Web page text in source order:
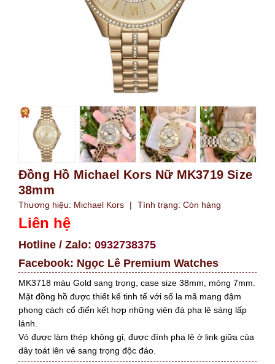
Đồng Hồ Michael Kors Nữ MK3719 Size
38mm
Thương hiệu: Michael Kors | Tình trạng: Còn hàng
Liên hệ
Hotline / Zalo: 0932738375
Facebook: Ngọc Lê Premium Watches
MK3718 màu Gold sang trọng, case size 38mm, mỏng 7mm.
Mặt đồng hồ được thiết kế tinh tế với số la mã mang đậm
phong cách cổ điển kết hợp những viên đá pha lê sáng lấp
lánh.
Vỏ được làm thép không gỉ, được đính pha lê ở link giữa của
dây toát lên vẻ sang trọng độc đáo.